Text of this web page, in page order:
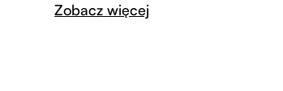
Zobacz więcej